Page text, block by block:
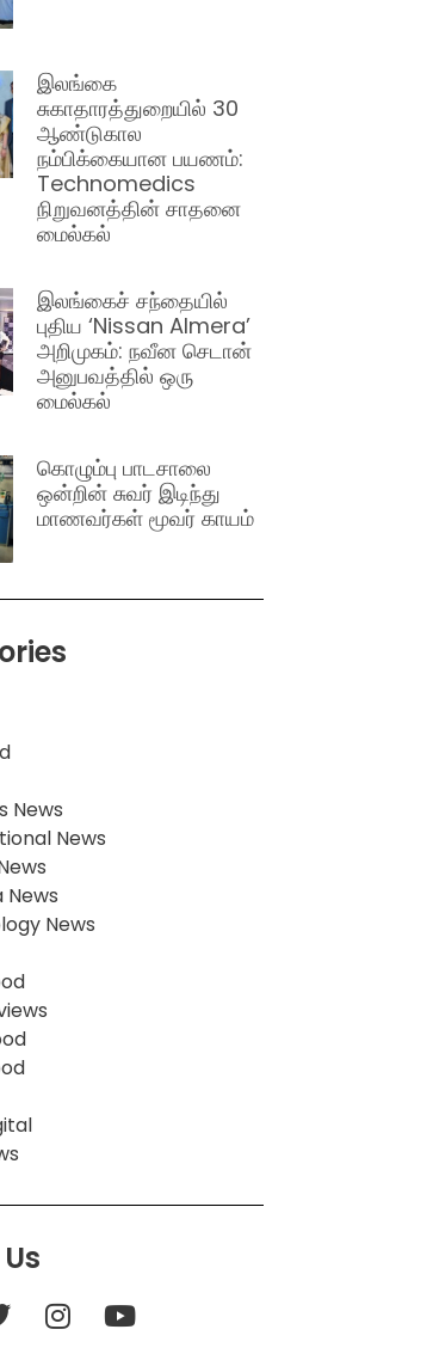
இலங்கை
சுகாதாரத்துறையில் 30
ஆண்டுகால
நம்பிக்கையான பயணம்:
Technomedics
நிறுவனத்தின் சாதனை
மைல்கல்
இலங்கைச் சந்தையில்
புதிய ‘Nissan Almera’
அறிமுகம்: நவீன செடான்
அனுபவத்தில் ஒரு
மைல்கல்
கொழும்பு பாடசாலை
ஒன்றின் சுவர் இடிந்து
மாணவர்கள் மூவர் காயம்
News
News
News
News